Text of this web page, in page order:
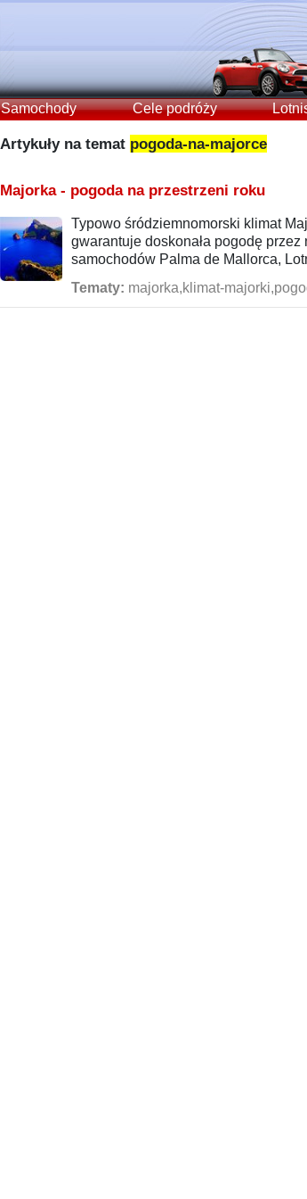
Samochody Cele podróży
Artykuły na temat pogoda-na-majorce
Majorka - pogoda na przestrzeni roku
Typowo śródziemnomorski klimat
gwarantuje doskonała pogodę przez
samochodów Palma de Mallorca,
Tematy: majorka,klimat-